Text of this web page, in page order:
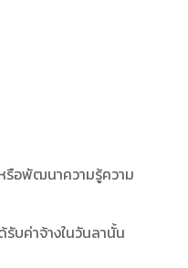
รือพัฒนาความรู้ความ
บค่าจ้างในวันลานั้น